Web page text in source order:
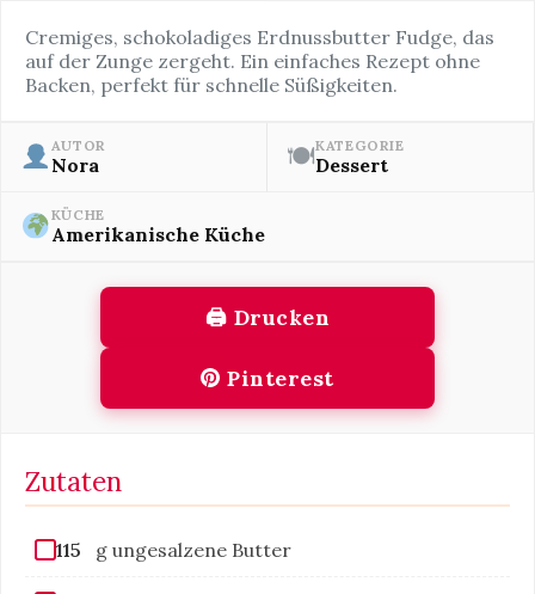
Cremiges, schokoladiges Erdnussbutter Fudge, das
auf der Zunge zergeht. Ein einfaches Rezept ohne
Backen, perfekt für schnelle Süßigkeiten.
AUTOR
Nora 🍽KATEGORIE
Dessert
KÜCHE
Amerikanische Küche
🖨 Drucken
Pinterest
Zutaten
115 g ungesalzene Butter